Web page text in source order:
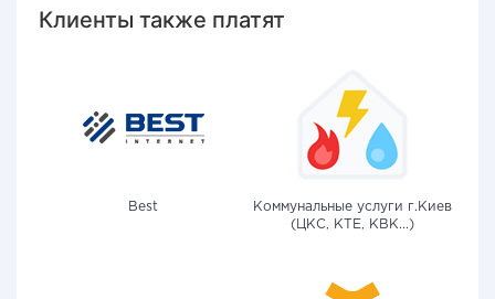
Клиенты также платят
Best
Коммунальные услуги г.Киев
(ЦКС, КТЕ, КВК...)